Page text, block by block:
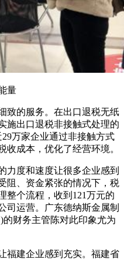
量
致的服务。在出口退税无纸
施出口退税非接触式处理的
万家企业通过非接触方式
收成本，优化了经营环境。
力度和速度让很多企业感到
阻、资金紧张的情况下，税
整个流程，收到121万元的
司运营。广东德纳斯金属制
财务主管陈对此印象尤为
福建企业感到充实。福建省